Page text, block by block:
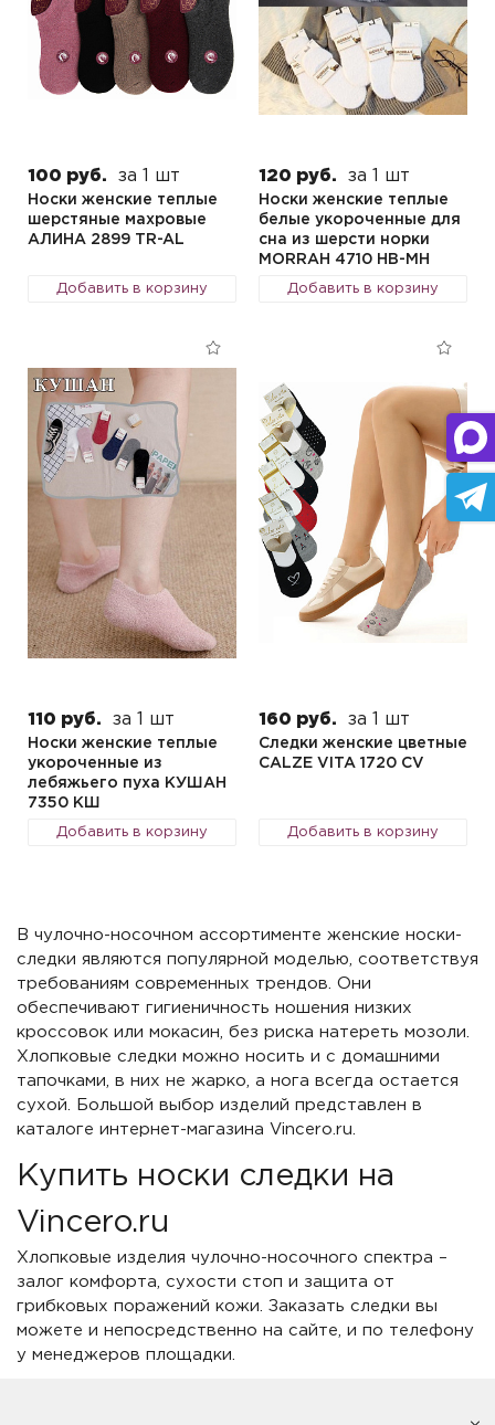
100 руб. за 1 шт
Носки женские теплые
шерстяные махровые
АЛИНА 2899 TR-AL
Добавить в корзину
120 руб. за 1 шт
Носки женские теплые
белые укороченные для
сна из шерсти норки
MORRAH 4710 HB-MH
Добавить в корзину
110 руб. за 1 шт
Носки женские теплые
укороченные из
лебяжьего пуха КУШАН
7350 КШ
Добавить в корзину
160 руб. за 1 шт
Следки женские цветные
CALZE VITA 1720 CV
Добавить в корзину
В чулочно-носочном ассортименте женские носки-
следки являются популярной моделью, соответствуя
требованиям современных трендов. Они
обеспечивают гигиеничность ношения низких
кроссовок или мокасин, без риска натереть мозоли.
Хлопковые следки можно носить и с домашними
тапочками, в них не жарко, а нога всегда остается
сухой. Большой выбор изделий представлен в
каталоге интернет-магазина Vincero.ru.
Купить носки следки на
Vincero.ru
Хлопковые изделия чулочно-носочного спектра –
залог комфорта, сухости стоп и защита от
грибковых поражений кожи. Заказать следки вы
можете и непосредственно на сайте, и по телефону
у менеджеров площадки.